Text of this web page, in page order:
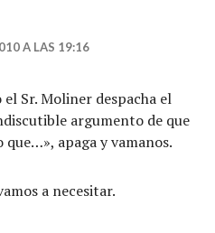
A LAS 19:16
Sr. Moliner despacha el
argumento de que
apaga y vamanos.
a necesitar.